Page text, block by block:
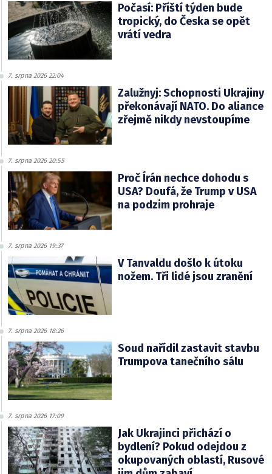
Počasí: Příští týden bude
tropický, do Česka se opět
vrátí vedra
7. srpna 2026 22:04
Zalužnyj: Schopnosti Ukrajiny
překonávají NATO. Do aliance
zřejmě nikdy nevstoupíme
7. srpna 2026 20:55
Proč Írán nechce dohodu s
USA? Doufá, že Trump v USA
na podzim prohraje
7. srpna 2026 19:37
V Tanvaldu došlo k útoku
nožem. Tři lidé jsou zranění
7. srpna 2026 18:26
Soud nařídil zastavit stavbu
Trumpova tanečního sálu
7. srpna 2026 17:09
Jak Ukrajinci přichází o
bydlení? Pokud odejdou z
okupovaných oblastí, Rusové